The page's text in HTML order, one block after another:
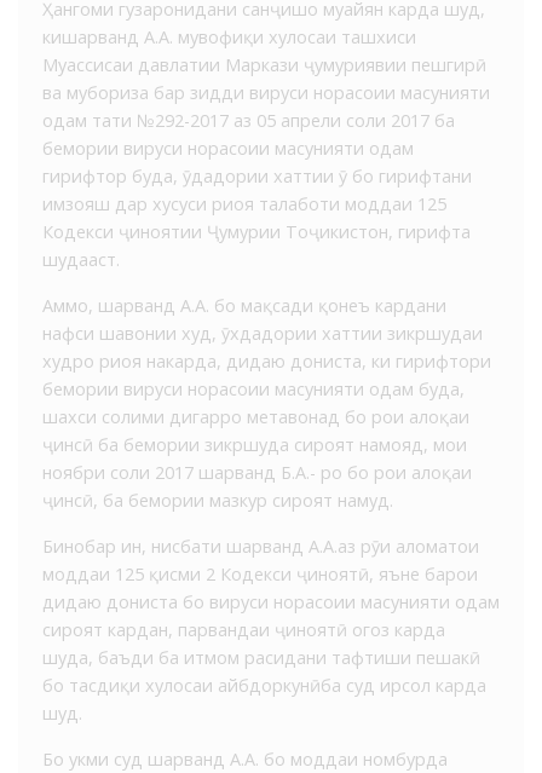
Ҳангоми гузаронидани санҷишҳо муайян карда шуд,
кишаҳрванд А.А. мувофиқи хулосаи ташхиси
Муассисаи давлатии Маркази ҷумҳуриявии пешгирӣ
ва мубориза бар зидди вируси норасоии масунияти
одам таҳти №292-2017 аз 05 апрели соли 2017 ба
бемории вируси норасоии масунияти одам
гирифтор буда, ӯҳдадории хаттии ӯ бо гирифтани
имзояш дар хусуси риоя талаботи моддаи 125
Кодекси ҷиноятии Ҷумҳурии Тоҷикистон, гирифта
шудааст.
Аммо, шаҳрванд А.А. бо мақсади қонеъ кардани
нафси шаҳвонии худ, ӯхдадории хаттии зикршудаи
худро риоя накарда, дидаю дониста, ки гирифтори
бемории вируси норасоии масунияти одам буда,
шахси солими дигарро метавонад бо роҳи алоқаи
ҷинсӣ ба бемории зикршуда сироят намояд, моҳи
ноябри соли 2017 шаҳрванд Б.А.- ро бо роҳи алоқаи
ҷинсӣ, ба бемории мазкур сироят намуд.
Бинобар ин, нисбати шаҳрванд А.А.аз рӯи аломатҳои
моддаи 125 қисми 2 Кодекси ҷиноятӣ, яъне барои
дидаю дониста бо вируси норасоии масунияти одам
сироят кардан, парвандаи ҷиноятӣ огоз карда
шуда, баъди ба итмом расидани тафтиши пешакӣ
бо тасдиқи хулосаи айбдоркунӣба суд ирсол карда
шуд.
Бо ҳукми суд шаҳрванд А.А. бо моддаи номбурда